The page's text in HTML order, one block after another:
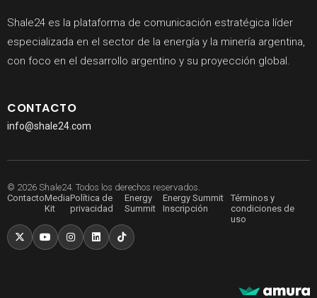
Shale24 es la plataforma de comunicación estratégica líder
especializada en el sector de la energía y la minería argentina,
con foco en el desarrollo argentino y su proyección global.
CONTACTO
info@shale24.com
© 2026 Shale24. Todos los derechos reservados.
ContactoMedia
Kit
Política de
privacidad
Energy
Summit
Energy Summit
Inscripción
Términos y
condiciones de
uso